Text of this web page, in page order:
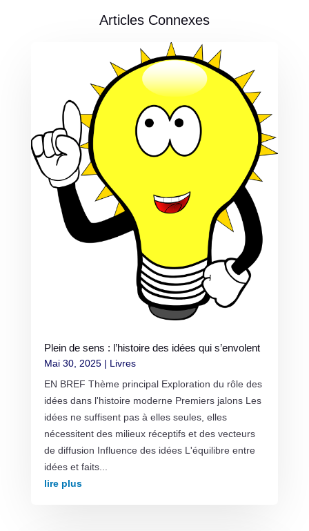
Articles Connexes
Plein de sens : l’histoire des idées qui s’envolent
Mai 30, 2025| Livres
EN BREF Thème principal Exploration du rôle des
idées dans l'histoire moderne Premiers jalons Les
idées ne suffisent pas à elles seules, elles
nécessitent des milieux réceptifs et des vecteurs
de diffusion Influence des idées L'équilibre entre
idées et faits...
lire plus